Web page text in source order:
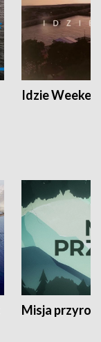
Idzie
Misja